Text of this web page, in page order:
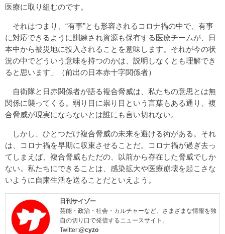
医療に取り組むのです。
それはつまり、“有事”とも形容されるコロナ禍の中で、有事
に対応できるように訓練され資源も保有する医療チームが、日
本中から被災地に投入されることを意味します。それが今の状
況の中でどういう意味を持つのかは、説明しなくとも理解でき
ると思います」（前出の日本赤十字関係者）
自衛隊と日赤関係者が語る複合脅威は、私たちの意思とは無
関係に襲ってくる。弱り目に祟り目という言葉もある通り、複
合脅威が現実にならないとは誰にも言い切れない。
しかし、ひとつだけ複合脅威の未来を避ける術がある。それ
は、コロナ禍を早期に収束させることだ。コロナ禍が過ぎ去っ
てしまえば、複合脅威もただの、以前から存在した脅威でしか
ない。私たちにできることは、感染拡大や医療崩壊を起こさな
いように自粛生活を送ることだといえよう。
日刊サイゾー
芸能・政治・社会・カルチャーなど、さまざまな情報を独
自の切り口で発信するニュースサイト。
Twitter:@cyzo